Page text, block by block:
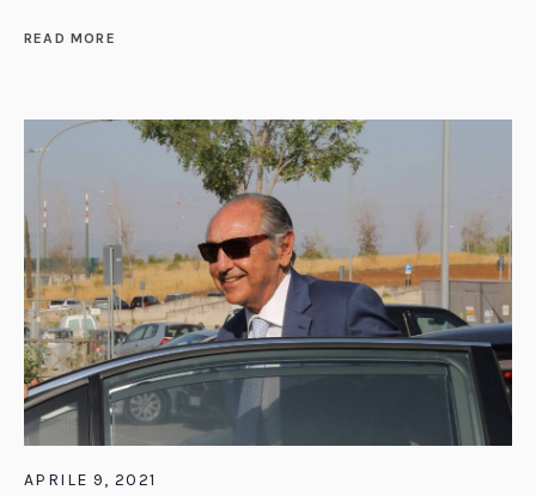
READ MORE
APRILE 9, 2021